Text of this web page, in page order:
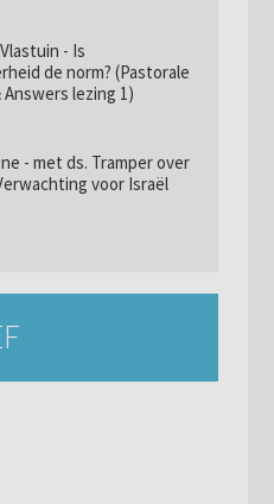
- Is
de norm? (Pastorale
lezing 1)
- met ds. Tramper over
voor Israël